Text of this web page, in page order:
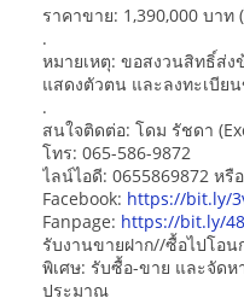
ราคาขาย: 1,390,000 บาท
.
หมายเหตุ: ขอสงวนสิทธิ์ส่ง
แสดงตัวตน และลงทะเบีย
.
สนใจติดต่อ: โดม รัชดา
โทร: 065-586-9872
ไลน์ไอดี: 0655869872 หรื
Facebook: https://bit.ly/
Fanpage: https://bit.ly/
รับงานขายฝาก//ซื้อไปโอน
พิเศษ: รับซื้อ-ขาย และจัด
ประมาณ